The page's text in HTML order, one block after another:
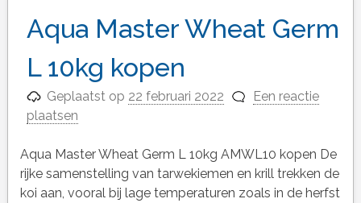
Aqua Master Wheat Germ
L 10kg kopen
Geplaatst op 22 februari 2022
Een reactie
plaatsen
Aqua Master Wheat Germ L 10kg AMWL10 kopen De
rijke samenstelling van tarwekiemen en krill trekken de
koi aan, vooral bij lage temperaturen zoals in de herfst